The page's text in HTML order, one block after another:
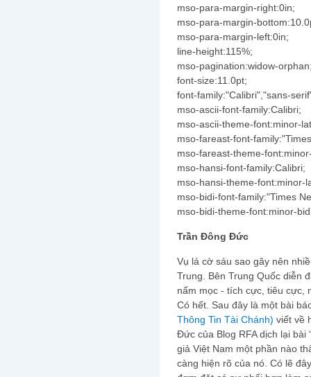
mso-para-margin-right:0in;
mso-para-margin-
mso-para-margin-left:0in;
line-height:115%;
mso-pagination:widow-
font-size:11.0pt;
font-family:"Calibri","sans-
mso-ascii-font-family:Calibri;
mso-ascii-theme-font:minor-
mso-fareast-font-
mso-fareast-theme-
mso-hansi-font-family:Calibri;
mso-hansi-theme-font:minor-
mso-bidi-font-family:"Times
mso-bidi-theme-font:minor-
Trần Đông Đức
Vụ lá cờ sáu sao gây nên
Trung. Bên Trung Quốc diễn
nấm mọc - tích cực, tiêu
Có hết. Sau đây là một bài
Thông Tin Tài Chánh) viết về
Đức của Blog RFA dịch lại bài
giả Việt Nam một phần nào
càng hiện rõ của nó. Có lẽ